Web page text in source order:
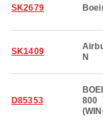
SK2679
SK1409
N
D85353
800